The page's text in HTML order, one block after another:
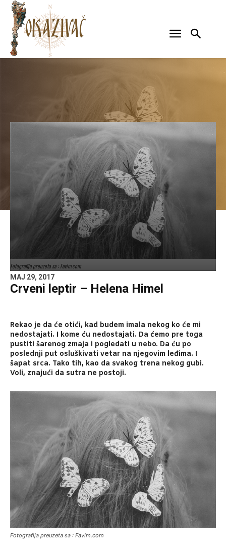
Fotografija preuzeta sa : Favim.com
MAJ 29, 2017
Crveni leptir – Helena Himel
Rekao je da će otići, kad budem imala nekog ko će mi
nedostajati. I kome ću nedostajati. Da ćemo pre toga
pustiti šarenog zmaja i pogledati u nebo. Da ću po
poslednji put osluškivati vetar na njegovim leđima. I
šapat srca. Tako tih, kao da svakog trena nekog gubi.
Voli, znajući da sutra ne postoji.
Fotografija preuzeta sa : Favim.com